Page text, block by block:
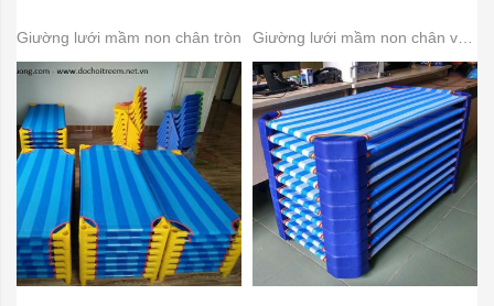
Giường lưới mầm non chân tròn